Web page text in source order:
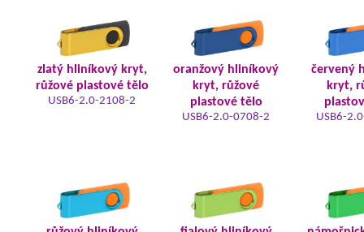
zlatý hliníkový kryt,
růžové plastové tělo
USB6-2.0-2108-2
oranžový hliníkový
kryt, růžové
plastové tělo
USB6-2.0-0708-2
červený
kryt,
USB6-